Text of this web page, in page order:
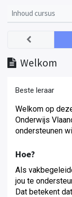
Inhoud cursus
Welkom
Beste leraar
Welkom op
Onderwijs
ondersteunen
Hoe?
Als
jou te
Dat betekent